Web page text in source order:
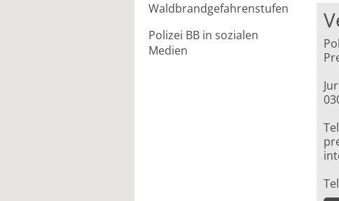
Waldbrandgefahrenstufen
Polizei BB in sozialen
Medien